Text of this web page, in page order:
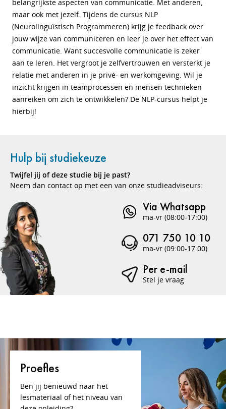
belangrijkste aspecten van communicatie. Met anderen,
maar ook met jezelf. Tijdens de cursus NLP
(Neurolinguïstisch Programmeren) krijg je feedback over
jouw wijze van communiceren en leer je over het effect van
communicatie. Want succesvolle communicatie is zeker
aan te leren. Het vergroot je zelfvertrouwen en versterkt je
relatie met anderen in je privé- en werkomgeving. Wil je
inzicht krijgen in teamprocessen en mensen technieken
aanreiken om zich te ontwikkelen? De NLP-cursus helpt je
hierbij!
Hulp bij studiekeuze
Twijfel jij of deze studie bij je past?
Neem dan contact op met een van onze studieadviseurs:
Via Whatsapp
ma-vr (08:00-17:00)
071 750 10 10
ma-vr (09:00-17:00)
Per e-mail
Stel je vraag
Proefles
Ben jij benieuwd naar het
lesmateriaal of het niveau van